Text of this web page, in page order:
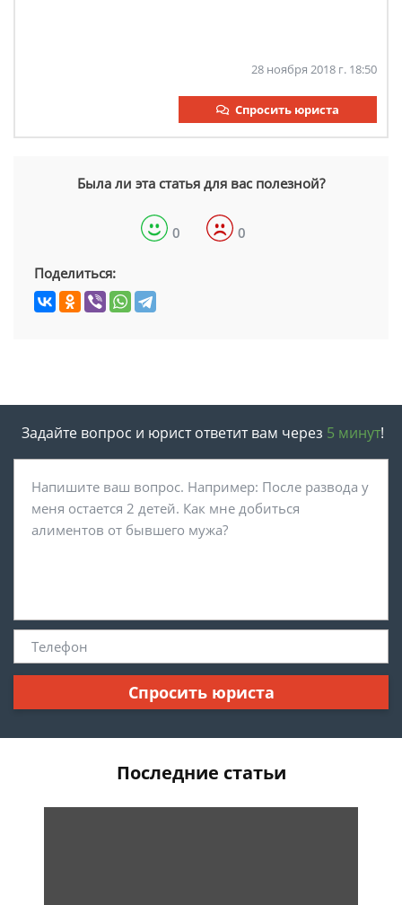
28 ноября 2018 г. 18:50
Спросить юриста
Была ли эта статья для вас полезной?
0 0
Поделиться:
Задайте вопрос и юрист ответит вам через 5 минут!
Спросить юриста
Последние статьи